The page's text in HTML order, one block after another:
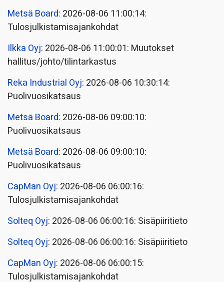
Metsä Board: 2026-08-06 11:00:14:
Tulosjulkistamisajankohdat
Ilkka Oyj: 2026-08-06 11:00:01: Muutokset
hallitus/johto/tilintarkastus
Reka Industrial Oyj: 2026-08-06 10:30:14:
Puolivuosikatsaus
Metsä Board: 2026-08-06 09:00:10:
Puolivuosikatsaus
Metsä Board: 2026-08-06 09:00:10:
Puolivuosikatsaus
CapMan Oyj: 2026-08-06 06:00:16:
Tulosjulkistamisajankohdat
Solteq Oyj: 2026-08-06 06:00:16: Sisäpiiritieto
Solteq Oyj: 2026-08-06 06:00:16: Sisäpiiritieto
CapMan Oyj: 2026-08-06 06:00:15:
Tulosjulkistamisajankohdat